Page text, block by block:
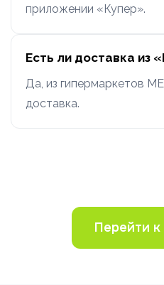
приложении «Купер».
Есть ли доставка из
Да, из гипермаркетов
доставка.
Перейти к